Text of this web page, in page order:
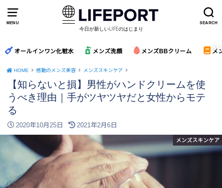
MENU SEARCH
今日が新しいLIFEのはじまり
オールインワン化粧水 メンズ洗顔 メンズBBクリーム メ
HOME 感動のメンズ美容 メンズスキンケア
【知らないと損】男性がハンドクリームを使
うべき理由｜手がツヤツヤだと女性からモテ
る
2020年10月25日 2021年2月6日
メンズスキンケア